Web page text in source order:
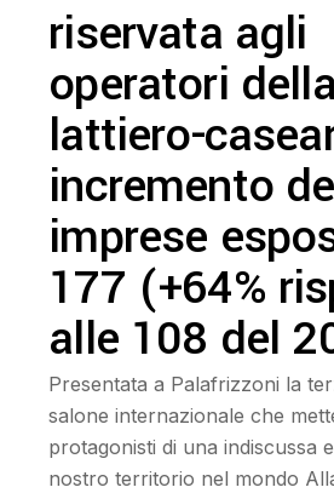
riservata agli
operatori
lattiero-
incremento
imprese
177 (+64%
alle 108 del
Presentata a Palafrizzoni la
salone internazionale che
protagonisti di una indiscussa
nostro territorio nel mondo